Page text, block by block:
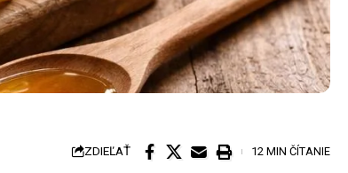
ZDIEĽAŤ 12 MIN ČÍTANIE